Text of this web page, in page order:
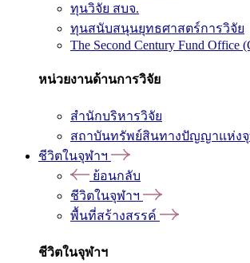
ทุนวิจัย สบจ.
ทุนสนับสนุนยุทธศาสตร์การวิจัย
The Second Century Fund Office
หน่วยงานด้านการวิจัย
สำนักบริหารวิจัย
สถาบันทรัพย์สินทางปัญญาแห่ง
ชีวิตในจุฬาฯ
ย้อนกลับ
ชีวิตในจุฬาฯ
พื้นที่สร้างสรรค์
ชีวิตในจุฬาฯ